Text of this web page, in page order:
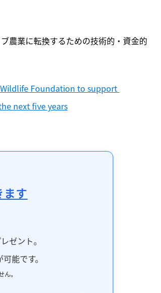
農業に転換するための技術的・資金的
Foundation to support
next five years
す
ゼント。
能です。
。